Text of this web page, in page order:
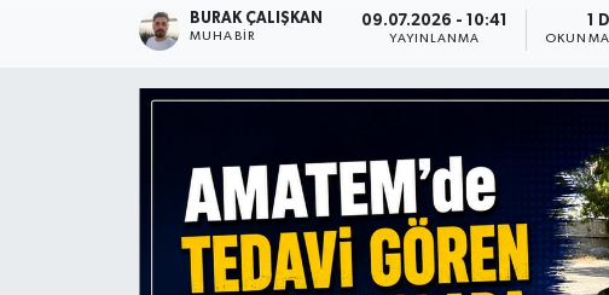
BURAK ÇALIŞKAN
MUHABIR
09.07.2026 - 10:41
YAYINLANMA
1
OKUNMA